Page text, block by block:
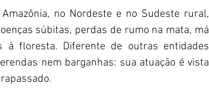
no Nordeste e no Sudeste rural,
súbitas, perdas de rumo na mata, má
à floresta. Diferente de outras entidades
nem barganhas: sua atuação é vista